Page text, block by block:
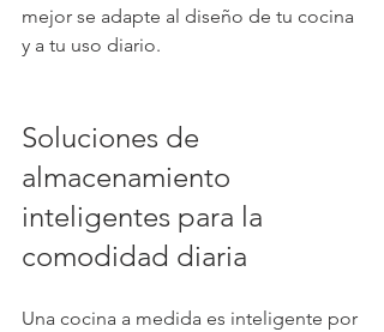
mejor se adapte al diseño de tu cocina
y a tu uso diario.
Soluciones de
almacenamiento
inteligentes para la
comodidad diaria
Una cocina a medida es inteligente por